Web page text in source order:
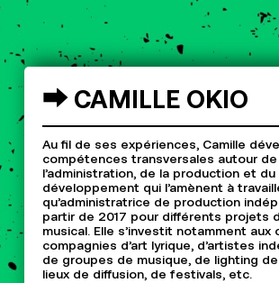
⮕ CAMILLE OKIO
Au fil de ses expériences, Camille
compétences transversales autour de
l’administration, de la production et du
développement qui l’amènent à
qu’administratrice de production
partir de 2017 pour différents projets
musical. Elle s’investit notamment aux
compagnies d’art lyrique, d’artistes
de groupes de musique, de lighting
lieux de diffusion, de festivals, etc.